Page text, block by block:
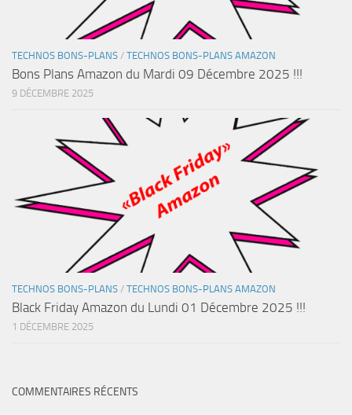
TECHNOS BONS-PLANS / TECHNOS BONS-PLANS AMAZON
Bons Plans Amazon du Mardi 09 Décembre 2025 !!!
9 DÉCEMBRE 2025
TECHNOS BONS-PLANS / TECHNOS BONS-PLANS AMAZON
Black Friday Amazon du Lundi 01 Décembre 2025 !!!
1 DÉCEMBRE 2025
COMMENTAIRES RÉCENTS